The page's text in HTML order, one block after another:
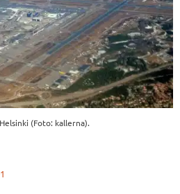
(Foto: kallerna).